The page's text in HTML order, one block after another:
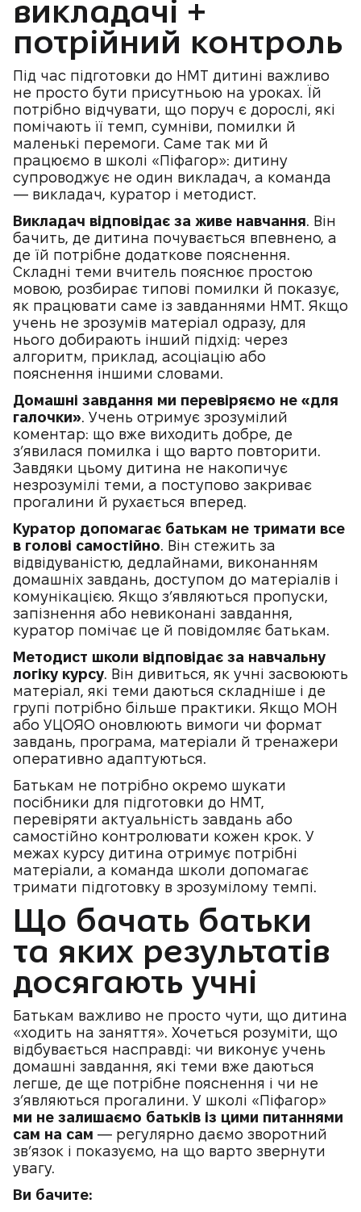
викладачі +
потрійний контроль
Під час підготовки до НМТ дитині важливо
не просто бути присутньою на уроках. Їй
потрібно відчувати, що поруч є дорослі, які
помічають її темп, сумніви, помилки й
маленькі перемоги. Саме так ми й
працюємо в школі «Піфагор»: дитину
супроводжує не один викладач, а команда
— викладач, куратор і методист.
Викладач відповідає за живе навчання. Він
бачить, де дитина почувається впевнено, а
де їй потрібне додаткове пояснення.
Складні теми вчитель пояснює простою
мовою, розбирає типові помилки й показує,
як працювати саме із завданнями НМТ. Якщо
учень не зрозумів матеріал одразу, для
нього добирають інший підхід: через
алгоритм, приклад, асоціацію або
пояснення іншими словами.
Домашні завдання ми перевіряємо не «для
галочки». Учень отримує зрозумілий
коментар: що вже виходить добре, де
з’явилася помилка і що варто повторити.
Завдяки цьому дитина не накопичує
незрозумілі теми, а поступово закриває
прогалини й рухається вперед.
Куратор допомагає батькам не тримати все
в голові самостійно. Він стежить за
відвідуваністю, дедлайнами, виконанням
домашніх завдань, доступом до матеріалів і
комунікацією. Якщо з’являються пропуски,
запізнення або невиконані завдання,
куратор помічає це й повідомляє батькам.
Методист школи відповідає за навчальну
логіку курсу. Він дивиться, як учні засвоюють
матеріал, які теми даються складніше і де
групі потрібно більше практики. Якщо МОН
або УЦОЯО оновлюють вимоги чи формат
завдань, програма, матеріали й тренажери
оперативно адаптуються.
Батькам не потрібно окремо шукати
посібники для підготовки до НМТ,
перевіряти актуальність завдань або
самостійно контролювати кожен крок. У
межах курсу дитина отримує потрібні
матеріали, а команда школи допомагає
тримати підготовку в зрозумілому темпі.
Що бачать батьки
та яких результатів
досягають учні
Батькам важливо не просто чути, що дитина
«ходить на заняття». Хочеться розуміти, що
відбувається насправді: чи виконує учень
домашні завдання, які теми вже даються
легше, де ще потрібне пояснення і чи не
з’являються прогалини. У школі «Піфагор»
ми не залишаємо батьків із цими питаннями
сам на сам — регулярно даємо зворотний
зв’язок і показуємо, на що варто звернути
увагу.
Ви бачите: